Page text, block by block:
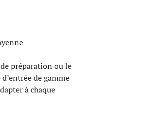
préparation ou le
de gamme
à chaque